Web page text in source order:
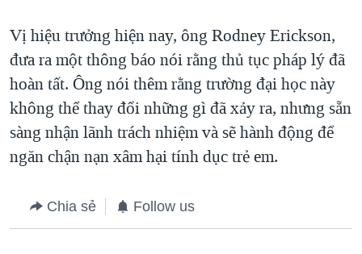
Vị hiệu trưởng hiện nay, ông Rodney Erickson,
đưa ra một thông báo nói rằng thủ tục pháp lý đã
hoàn tất. Ông nói thêm rằng trường đại học này
không thể thay đổi những gì đã xảy ra, nhưng sẵn
sàng nhận lãnh trách nhiệm và sẽ hành động để
ngăn chận nạn xâm hại tính dục trẻ em.
Chia sẻ Follow us